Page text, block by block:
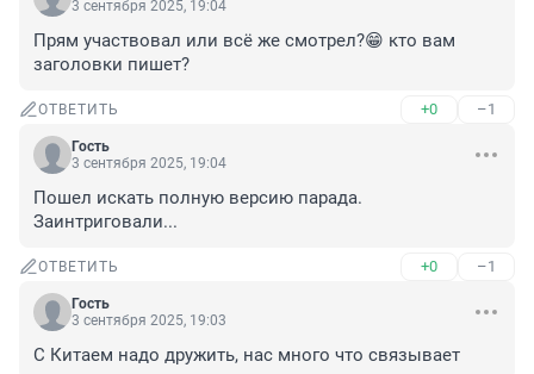
3 сентября 2025, 19:04
Прям участвовал или всё же смотрел?😁 кто вам
заголовки пишет?
ОТВЕТИТЬ +0 –1
Гость
3 сентября 2025, 19:04
Пошел искать полную версию парада.
Заинтриговали...
ОТВЕТИТЬ +0 –1
Гость
3 сентября 2025, 19:03
С Китаем надо дружить, нас много что связывает